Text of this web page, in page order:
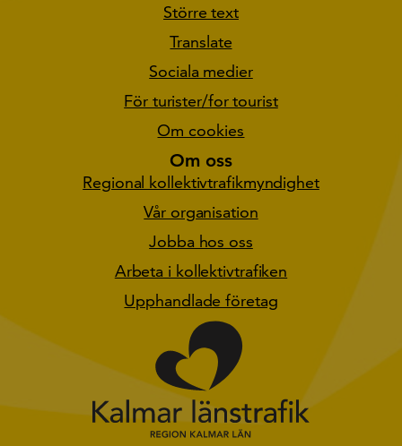
Större text
Translate
Sociala medier
För turister/for tourist
Om cookies
Om oss
Regional kollektivtrafikmyndighet
Vår organisation
Jobba hos oss
Arbeta i kollektivtrafiken
Upphandlade företag
Gå till